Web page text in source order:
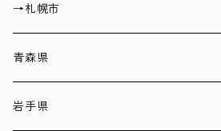
→札幌市
青森県
岩手県